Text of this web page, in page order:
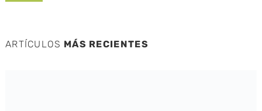
ARTÍCULOS MÁS RECIENTES